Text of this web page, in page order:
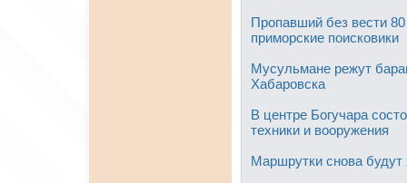
Пропавший без вести
приморские поисковики
Мусульмане режут
Хабаровска
В центре Богучара
техники и вооружения
Маршрутки снова